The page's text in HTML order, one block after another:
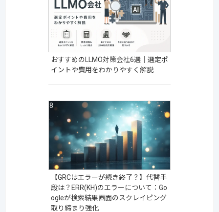
おすすめのLLMO対策会社6選｜選定ポ
イントや費用をわかりやすく解説
【GRCはエラーが続き終了？】代替手
段は？ERR(KH)のエラーについて：Go
ogleが検索結果画面のスクレイピング
取り締まり強化